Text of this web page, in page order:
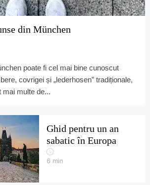
din München
poate fi cel mai bine cunoscut
covrigei și „lederhosen” tradiționale,
mai multe de...
Ghid pentru un an
sabatic în Europa
6 min